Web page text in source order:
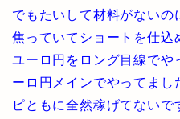
でもたいして材料がないの
焦っていてショートを仕込
ユーロ円をロング目線でや
ーロ円メインでやってまし
ピともに全然稼げてないで